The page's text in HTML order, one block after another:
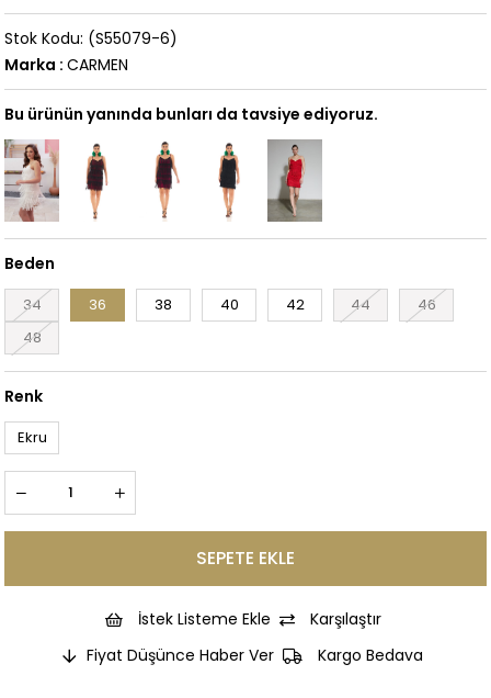
(S55079-6)
Marka : CARMEN
Bu ürünün yanında bunları da tavsiye ediyoruz.
Beden
34 36 38 40 42 44
46
48
Renk
Ekru
İstek Listeme Ekle
Karşılaştır
Fiyat Düşünce Haber Ver
Kargo Bedava